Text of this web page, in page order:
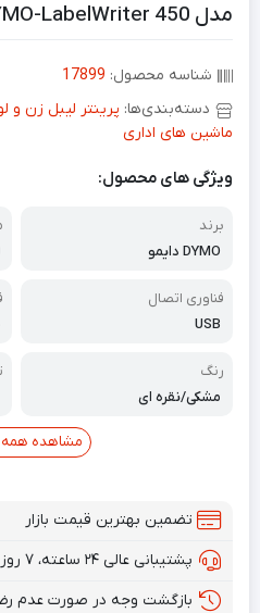
مدل DYMO-LabelWriter 450
شناسه محصول: 17899
دسته‌بندی‌ها: پرینتر لیبل زن و
ماشین های اداری
ویژگی های محصول:
برند
DYMO دایمو
فناوری اتصال
USB
رنگ
مشکی/نقره ای
مشاهده همه
تضمین بهترین قیمت بازار
پشتیبانی عالی ۲۴ ساعته، ۷ روز هفته
بازگشت وجه در صورت عدم